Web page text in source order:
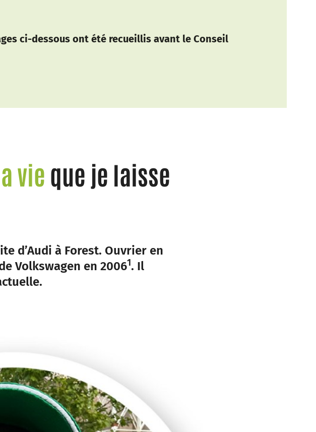
ci-dessous ont été recueillis avant le Conseil
vie que je laisse
d’Audi à Forest. Ouvrier en
Volkswagen en 20061. Il